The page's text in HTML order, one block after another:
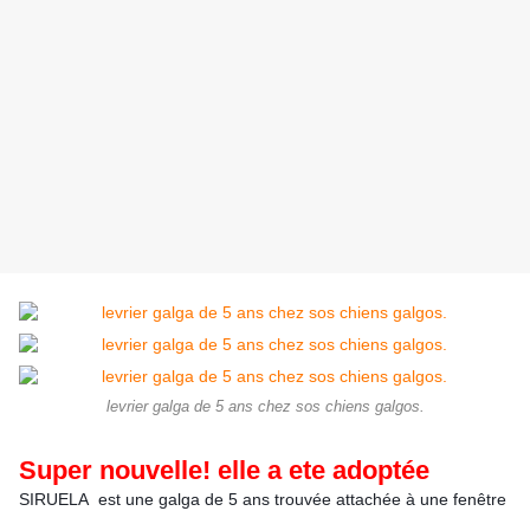
levrier galga de 5 ans chez sos chiens galgos.
Super nouvelle! elle a ete adoptée
SIRUELA est une galga de 5 ans trouvée attachée à une fenêtre